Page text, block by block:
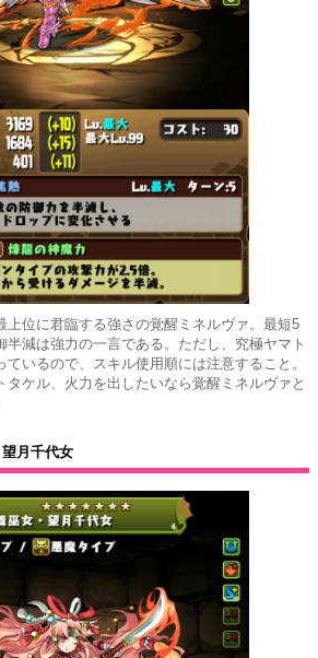
上位に君臨する強さの覚醒ミネルヴァ。最短5
減は強力の一言である。ただし、究極ヤマト
いるので、スキル使用順には注意すること。
タケル、火力を出したいなら覚醒ミネルヴァと
月千代女